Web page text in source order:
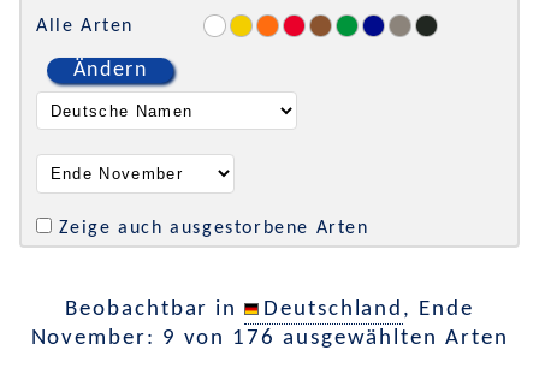
Alle Arten
Ändern
Zeige auch ausgestorbene Arten
Beobachtbar in Deutschland , Ende
November: 9 von 176 ausgewählten Arten